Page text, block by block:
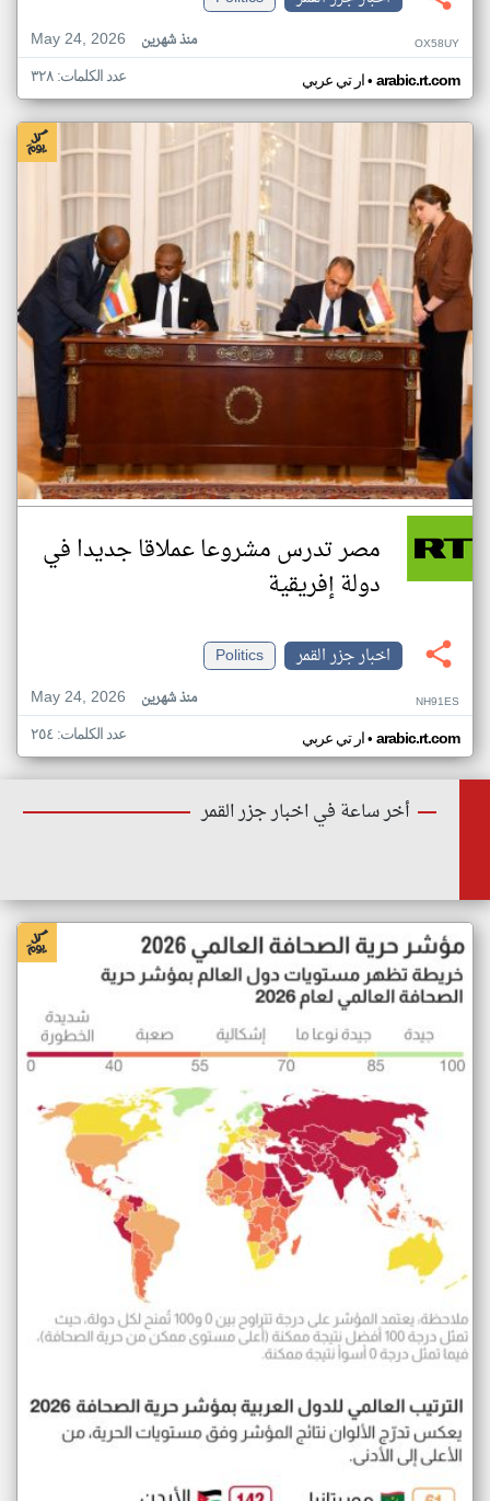
May 24, 2026
منذ شهرين OX58UY
ار تي عربي• arabic.rt.com عدد الكلمات: ٣٢٨
مصر تدرس مشروعا عملاقا جديدا في
دولة إفريقية
اخبار جزر القمر
Politics
May 24, 2026
منذ شهرين NH91ES
ار تي عربي• arabic.rt.com عدد الكلمات: ٢٥٤
أخر ساعة في اخبار جزر القمر